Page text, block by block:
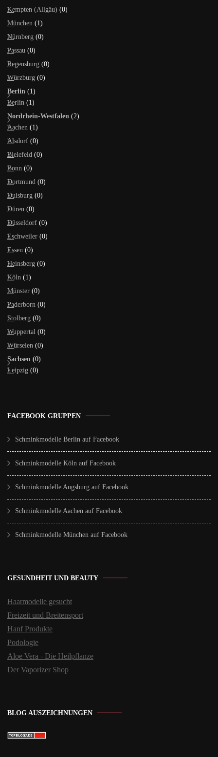
Kempten (Allgäu) (0)
München (1)
Nürnberg (0)
Passau (0)
Regensburg (0)
Würzburg (0)
Berlin (1)
Berlin (1)
Nordrhein-Westfalen (2)
Aachen (1)
Alsdorf (0)
Bielefeld (0)
Bonn (0)
Dortmund (0)
Duisburg (0)
Düren (0)
Düsseldorf (0)
Eschweiler (0)
Essen (0)
Heinsberg (0)
Köln (1)
Münster (0)
Paderborn (0)
Stolberg (0)
Wuppertal (0)
Würselen (0)
Sachsen (0)
Leipzig (0)
FACEBOOK GRUPPEN
Schminkmodelle Berlin auf Facebook
Schminkmodelle Köln auf Facebook
Schminkmodelle Augsburg auf Facebook
Schminkmodelle Aachen auf Facebook
Schminkmodelle München auf Facebook
GESUNDHEIT UND BEAUTY
Haarmodelle gesucht
Freizeit und Breitensport
Hanf Produkte
Podologie
Aloe Vera - Die Heilpflanze
Der Vaporizer Shop
BLOG AUSZEICHNUNGEN